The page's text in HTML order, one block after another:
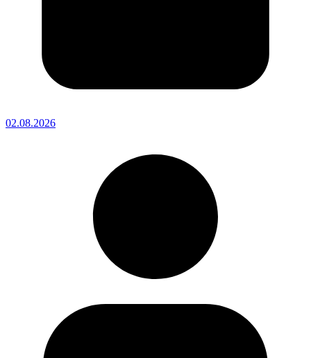
02.08.2026